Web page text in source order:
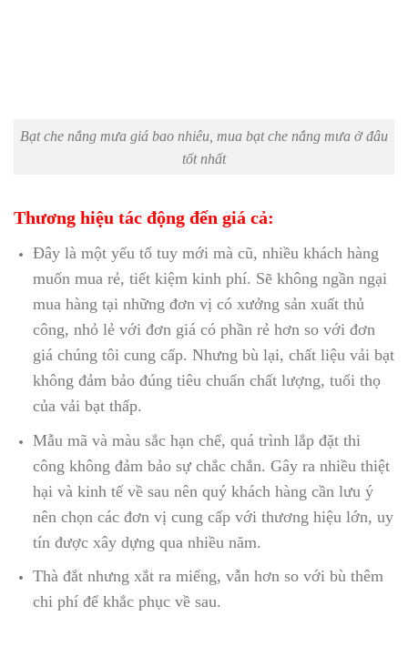
Bạt che nắng mưa giá bao nhiêu, mua bạt che nắng mưa ở đâu
tốt nhất
Thương hiệu tác động đến giá cả:
Đây là một yếu tố tuy mới mà cũ, nhiều khách hàng
muốn mua rẻ, tiết kiệm kinh phí. Sẽ không ngần ngại
mua hàng tại những đơn vị có xưởng sản xuất thủ
công, nhỏ lẻ với đơn giá có phần rẻ hơn so với đơn
giá chúng tôi cung cấp. Nhưng bù lại, chất liệu vải bạt
không đảm bảo đúng tiêu chuẩn chất lượng, tuổi thọ
của vải bạt thấp.
Mẫu mã và màu sắc hạn chế, quá trình lắp đặt thi
công không đảm bảo sự chắc chắn. Gây ra nhiều thiệt
hại và kinh tế về sau nên quý khách hàng cần lưu ý
nên chọn các đơn vị cung cấp với thương hiệu lớn, uy
tín được xây dựng qua nhiều năm.
Thà đắt nhưng xắt ra miếng, vẫn hơn so với bù thêm
chi phí để khắc phục về sau.